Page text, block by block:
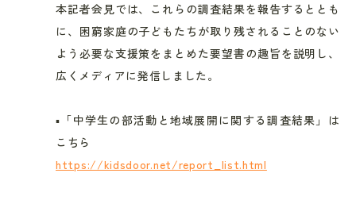
本記者会見では、これらの調査結果を報告するととも
に、困窮家庭の子どもたちが取り残されることのない
よう必要な支援策をまとめた要望書の趣旨を説明し、
広くメディアに発信しました。
▪️「中学生の部活動と地域展開に関する調査結果」は
こちら
https://kidsdoor.net/report_list.html